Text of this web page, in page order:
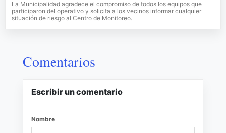
La Municipalidad agradece el compromiso de todos los equipos que
participaron del operativo y solicita a los vecinos informar cualquier
situación de riesgo al Centro de Monitoreo.
Comentarios
Escribir un comentario
Nombre